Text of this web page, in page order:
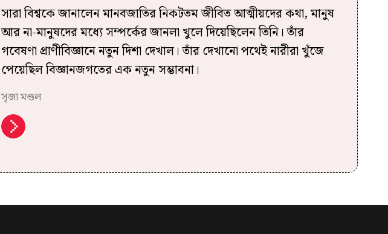
সারা বিশ্বকে জানালেন মানবজাতির নিকটতম জীবিত আত্মীয়দের কথা, মানুষ
আর না-মানুষদের মধ্যে সম্পর্কের জানলা খুলে দিয়েছিলেন তিনি। তাঁর
গবেষণা প্রাণীবিজ্ঞানে নতুন দিশা দেখাল। তাঁর দেখানো পথেই নারীরা খুঁজে
পেয়েছিল বিজ্ঞানজগতের এক নতুন সম্ভাবনা।
সৃজা মণ্ডল